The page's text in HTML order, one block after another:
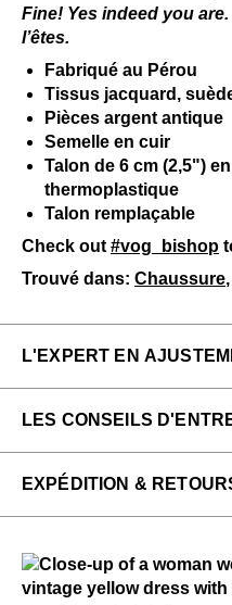
Fine! Yes indeed you
l’êtes.
Fabriqué au Pérou
Tissus jacquard,
Pièces argent antique
Semelle en cuir
Talon de 6 cm (2,5")
thermoplastique
Talon remplaçable
Check out #vog_bishop
Trouvé dans: Chaussure,
L'EXPERT EN
Maddie & Shawn de
Longues et ajustables
choisir une pointure ou
dessous, tandis que
LES CONSEILS
qui suitrégulièrement:
Toutes les protections
Veuillez utiliser au besoin
EXPÉDITION &
commandes aux États-
Veuillez noter que les